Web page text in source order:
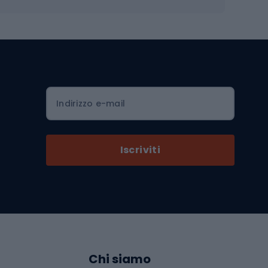
Sedili per cicli
Componenti per biciclette
Selle per biciclette
Pedali da bicicletta
Indirizzo e-mail
Iscriviti
Chi siamo